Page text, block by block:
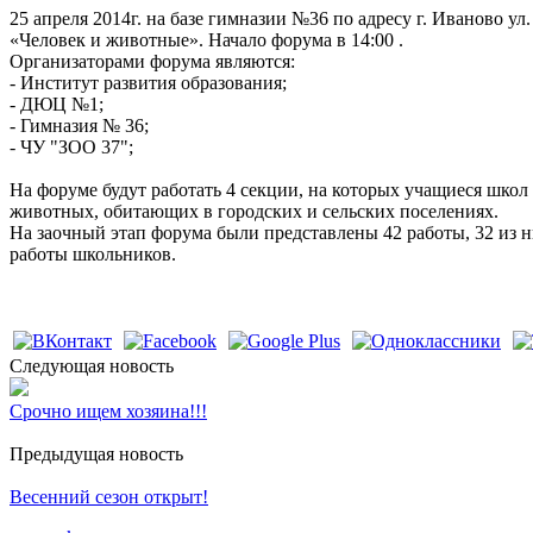
25 апреля 2014г. на базе гимназии №36 по адресу г. Иваново
«Человек и животные». Начало форума в 14:00 .
Организаторами форума являются:
- Институт развития образования;
- ДЮЦ №1;
- Гимназия № 36;
- ЧУ "ЗОО 37";
На форуме будут работать 4 секции, на которых учащиеся
животных, обитающих в городских и сельских поселениях.
На заочный этап форума были представлены 42 работы, 32 из
работы школьников.
Cледующая новость
Срочно ищем хозяина!!!
Предыдущая новость
Весенний сезон открыт!